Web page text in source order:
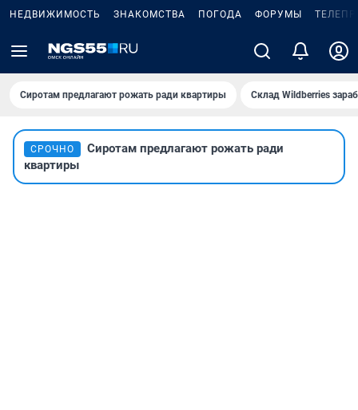
НЕДВИЖИМОСТЬ ЗНАКОМСТВА ПОГОДА ФОРУМЫ
Сиротам предлагают рожать ради квартиры Склад Wildberries
СРОЧНО
Сиротам предлагают рожать ради
квартиры